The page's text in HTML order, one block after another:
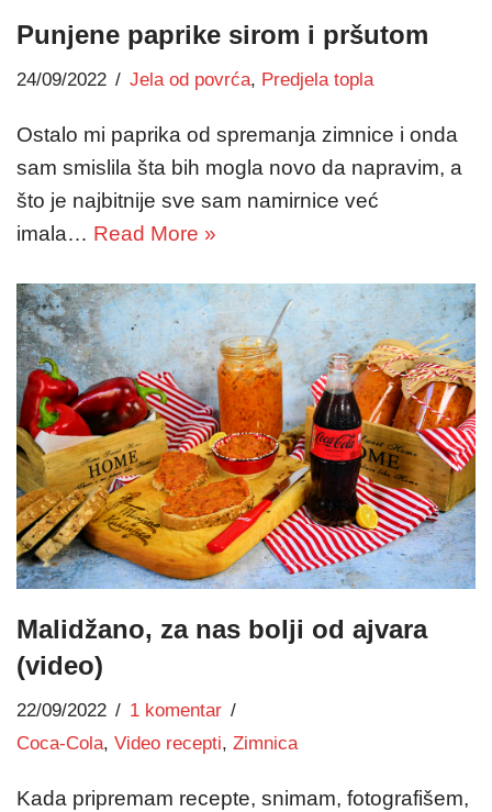
Punjene paprike sirom i pršutom
24/09/2022 Jela od povrća, Predjela topla
Ostalo mi paprika od spremanja zimnice i onda
sam smislila šta bih mogla novo da napravim, a
što je najbitnije sve sam namirnice već
imala… Read More »
Malidžano, za nas bolji od ajvara
(video)
22/09/2022
1 komentar
Coca-Cola, Video recepti, Zimnica
Kada pripremam recepte, snimam, fotografišem,